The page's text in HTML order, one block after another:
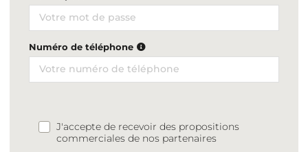
Numéro de téléphone
J'accepte de recevoir des propositions
commerciales de nos partenaires